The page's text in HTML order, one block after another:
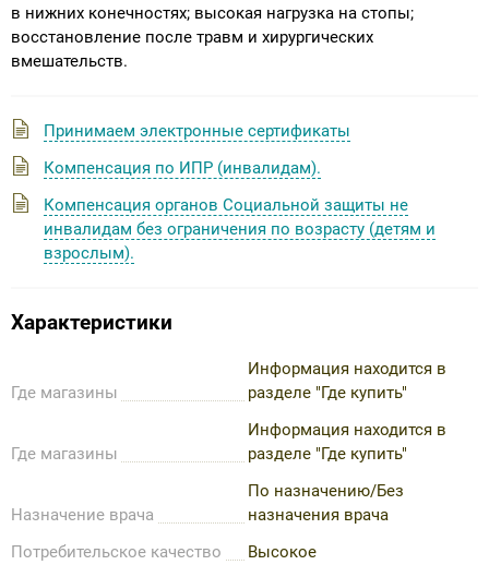
в нижних конечностях; высокая нагрузка на стопы;
восстановление после травм и хирургических
вмешательств.
Принимаем электронные сертификаты
Компенсация по ИПР (инвалидам).
Компенсация органов Социальной защиты не
инвалидам без ограничения по возрасту (детям и
взрослым).
Характеристики
Где магазины
Информация находится в
разделе "Где купить"
Где магазины
Информация находится в
разделе "Где купить"
Назначение врача
По назначению/Без
назначения врача
Потребительское качество
Высокое